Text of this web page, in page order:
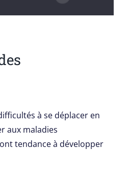
à se déplacer en
aux maladies
tendance à développer